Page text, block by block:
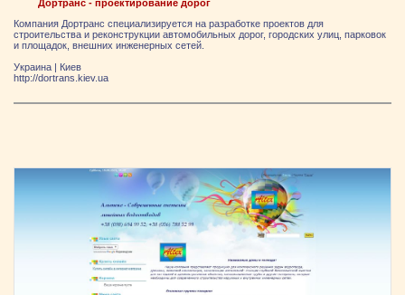
Дортранс - проектирование дорог
Компания Дортранс специализируется на разработке проектов для
строительства и реконструкции автомобильных дорог, городских улиц, парковок
и площадок, внешних инженерных сетей.
Украина
Киев
http://dortrans.kiev.ua